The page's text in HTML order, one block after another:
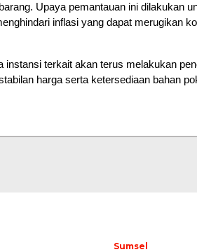
Upaya pemantauan ini dilakukan
inflasi yang dapat merugikan
instansi terkait akan terus melakukan
harga serta ketersediaan bahan
Sumsel